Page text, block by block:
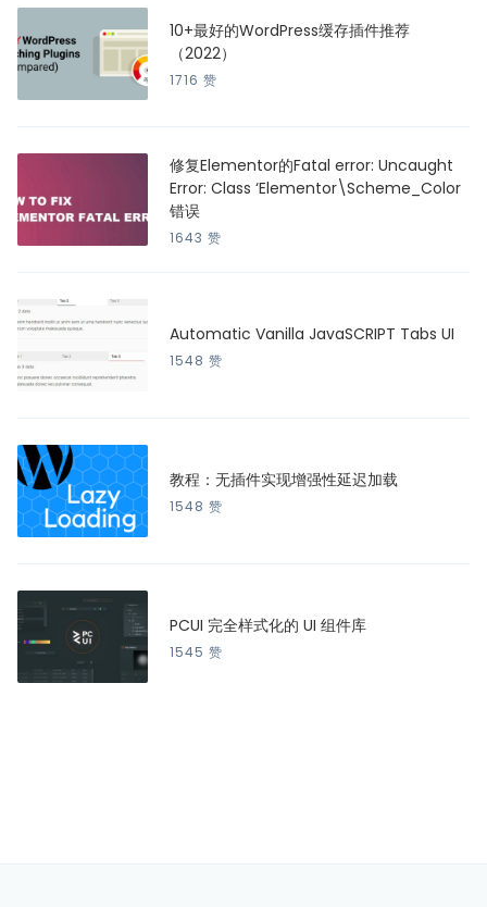
10+最好的WordPress缓存插件推荐
（2022）
1716 赞
修复Elementor的Fatal error: Uncaught
Error: Class ‘Elementor\Scheme_Color
错误
1643 赞
Automatic Vanilla JavaSCRIPT Tabs UI
1548 赞
教程：无插件实现增强性延迟加载
1548 赞
PCUI 完全样式化的 UI 组件库
1545 赞